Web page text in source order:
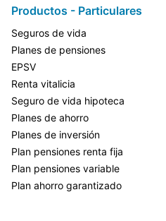
Productos - Particulares
Seguros de vida
Planes de pensiones
EPSV
Renta vitalicia
Seguro de vida hipoteca
Planes de ahorro
Planes de inversión
Plan pensiones renta fija
Plan pensiones variable
Plan ahorro garantizado